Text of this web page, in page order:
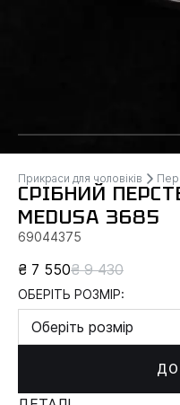
Прикраси для чоловіків
СРІБНИЙ
MEDUSA 3685
69044375
₴ 7 550₴ 9 430
ОБЕРІТЬ РОЗМІР:
Оберіть розмір